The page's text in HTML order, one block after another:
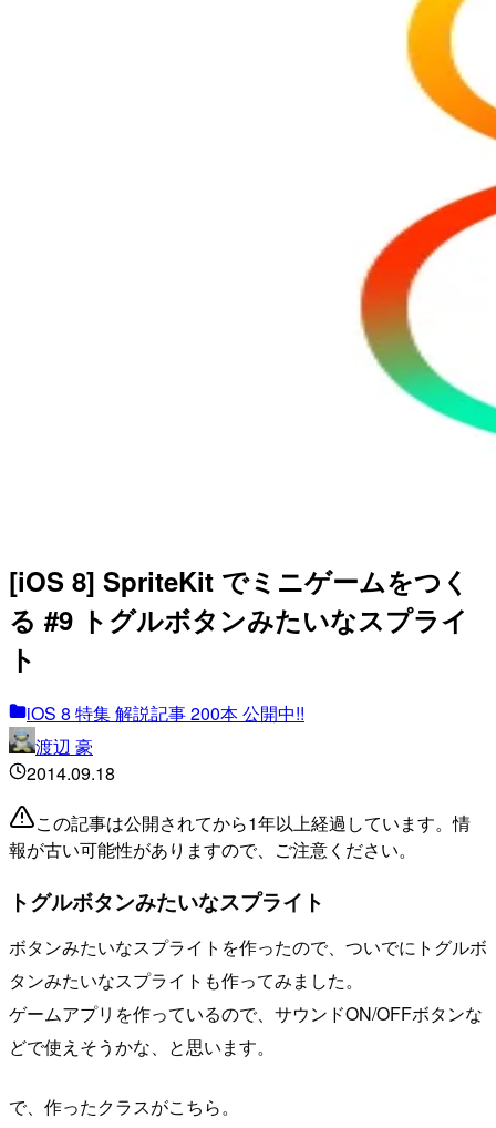
[iOS 8] SpriteKit でミニゲームをつく
る #9 トグルボタンみたいなスプライ
ト
iOS 8 特集 解説記事 200本 公開中!!
渡辺 豪
2014.09.18
この記事は公開されてから1年以上経過しています。情
報が古い可能性がありますので、ご注意ください。
トグルボタンみたいなスプライト
ボタンみたいなスプライトを作ったので、ついでにトグルボ
タンみたいなスプライトも作ってみました。
ゲームアプリを作っているので、サウンドON/OFFボタンな
どで使えそうかな、と思います。
で、作ったクラスがこちら。